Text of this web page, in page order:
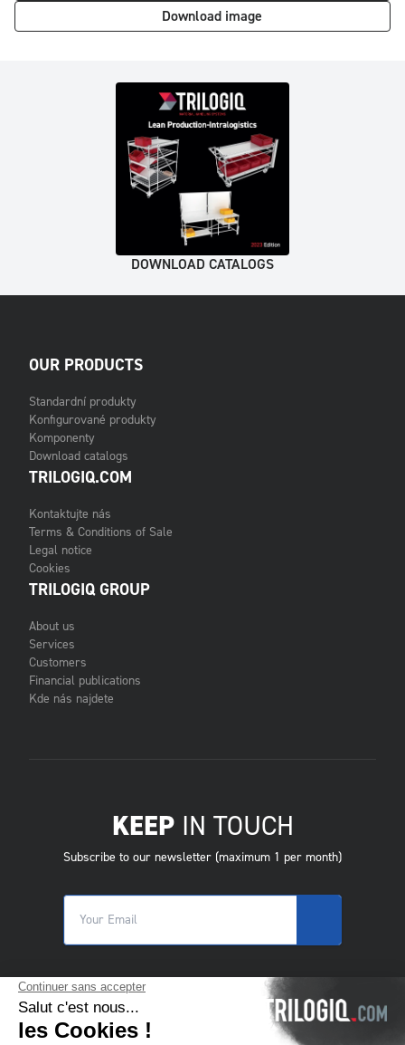
Download image
DOWNLOAD CATALOGS
OUR PRODUCTS
Standardní produkty
Konfigurované produkty
Komponenty
Download catalogs
TRILOGIQ.COM
Kontaktujte nás
Terms & Conditions of Sale
Legal notice
Cookies
TRILOGIQ GROUP
About us
Services
Customers
Financial publications
Kde nás najdete
KEEPIN TOUCH
Subscribe to our newsletter (maximum 1 per month)